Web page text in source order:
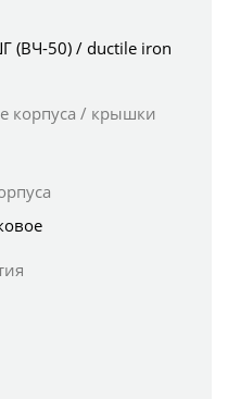
(ВЧ-50) / ductile iron
корпуса / крышки